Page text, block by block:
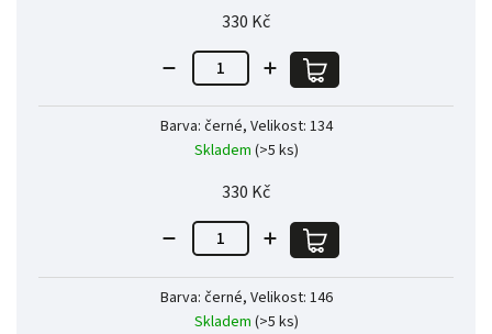
330 Kč
Barva: černé, Velikost: 134
Skladem (>5 ks)
330 Kč
Barva: černé, Velikost: 146
Skladem (>5 ks)